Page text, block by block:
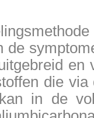
de
die
in de